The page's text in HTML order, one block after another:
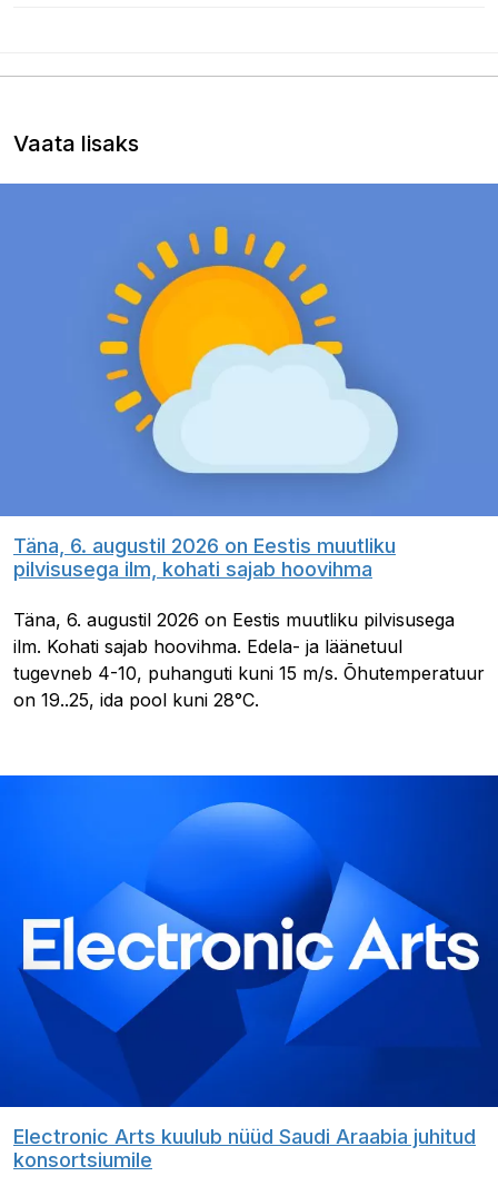
Vaata lisaks
Täna, 6. augustil 2026 on Eestis muutliku
pilvisusega ilm, kohati sajab hoovihma
Täna, 6. augustil 2026 on Eestis muutliku pilvisusega
ilm. Kohati sajab hoovihma. Edela- ja läänetuul
tugevneb 4-10, puhanguti kuni 15 m/s. Õhutemperatuur
on 19..25, ida pool kuni 28°C.
Electronic Arts kuulub nüüd Saudi Araabia juhitud
konsortsiumile